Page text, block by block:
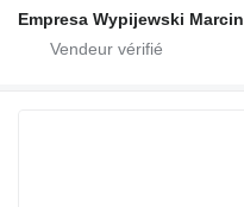
Empresa Wypijewski Marcin